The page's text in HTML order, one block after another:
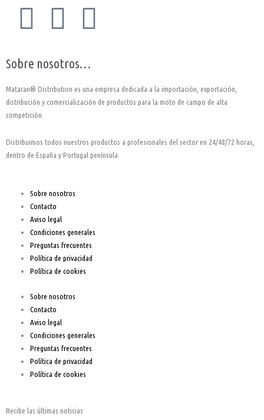
F
c
e
b
o
o
k
-
f
I
s
t
a
g
r
a
m
Y
u
t
u
b
Sobre nosotros…
Mataran® Distribution es una empresa dedicada a la importación, exportación,
distribución y comercialización de productos para la moto de campo de alta
competición.
Distribuimos todos nuestros productos a profesionales del sector en 24/48/72 horas,
dentro de España y Portugal península.
Sobre nosotros
Contacto
Aviso legal
Condiciones generales
Preguntas frecuentes
Política de privacidad
Política de cookies
Sobre nosotros
Contacto
Aviso legal
Condiciones generales
Preguntas frecuentes
Política de privacidad
Política de cookies
Recibe las últimas noticias